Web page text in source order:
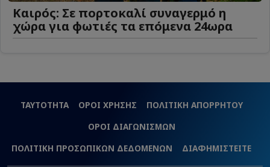
Καιρός: Σε πορτοκαλί συναγερμό η
χώρα για φωτιές τα επόμενα 24ωρα
ΤΑΥΤΟΤΗΤΑ ΟΡΟΙ ΧΡΗΣΗΣ
ΠΟΛΙΤΙΚΗ ΑΠΟΡΡΗΤΟΥ
ΟΡΟΙ ΔΙΑΓΩΝΙΣΜΩΝ
ΠΟΛΙΤΙΚΗ ΠΡΟΣΩΠΙΚΩΝ ΔΕΔΟΜΕΝΩΝ
ΔΙΑΦΗΜΙΣΤΕΙΤΕ